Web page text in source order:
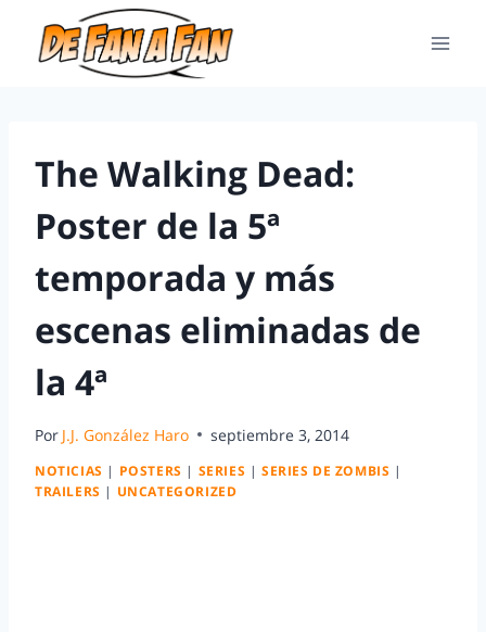
The Walking Dead:
Poster de la 5ª
temporada y más
escenas eliminadas de
la 4ª
Por J.J. González Haro septiembre 3, 2014
NOTICIAS | POSTERS | SERIES | SERIES DE ZOMBIS |
TRAILERS | UNCATEGORIZED